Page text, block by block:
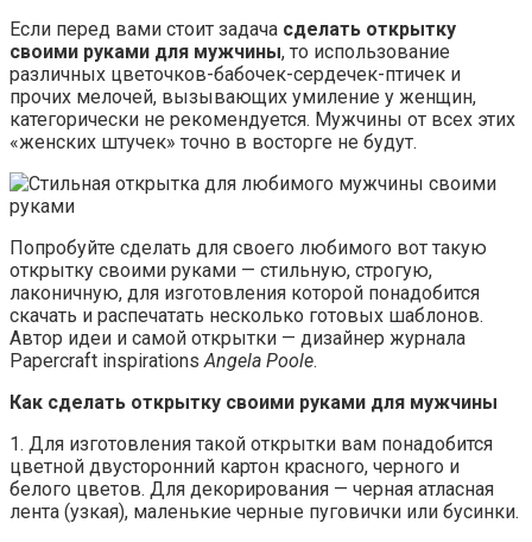
Если перед вами стоит задача сделать открытку
своими руками для мужчины, то использование
различных цветочков-бабочек-сердечек-птичек и
прочих мелочей, вызывающих умиление у женщин,
категорически не рекомендуется. Мужчины от всех этих
«женских штучек» точно в восторге не будут.
Попробуйте сделать для своего любимого вот такую
открытку своими руками — стильную, строгую,
лаконичную, для изготовления которой понадобится
скачать и распечатать несколько готовых шаблонов.
Автор идеи и самой открытки — дизайнер журнала
Papercraft inspirationsAngela Poole.
Как сделать открытку своими руками для мужчины
1. Для изготовления такой открытки вам понадобится
цветной двусторонний картон красного, черного и
белого цветов. Для декорирования — черная атласная
лента (узкая), маленькие черные пуговички или бусинки.